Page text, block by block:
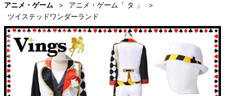
アニメ・ゲーム
アニメ・ゲーム「 タ 」
ツイステッドワンダーランド